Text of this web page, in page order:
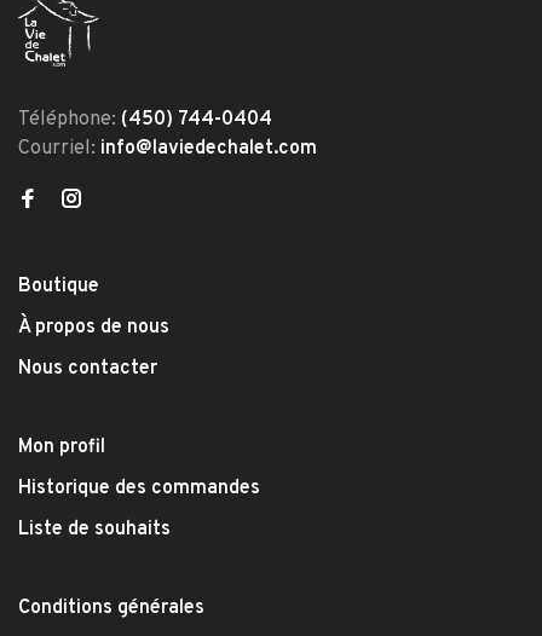
Téléphone: (450) 744-0404
Courriel: info@laviedechalet.com
Boutique
À propos de nous
Nous contacter
Mon profil
Historique des commandes
Liste de souhaits
Conditions générales